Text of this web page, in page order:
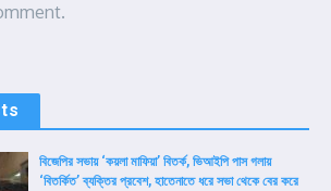
বিজেপির সভায় ‘কয়লা মাফিয়া’ বিতর্ক, ভিআইপি পাস গলায়
‘বিতর্কিত’ ব্যক্তির প্রবেশ, হাতেনাতে ধরে সভা থেকে বের করে